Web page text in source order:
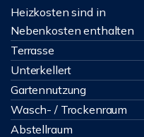
Heizkosten sind in
Nebenkosten enthalten
Terrasse
Unterkellert
Gartennutzung
Wasch- / Trockenraum
Abstellraum